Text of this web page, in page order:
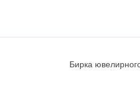
Бирка